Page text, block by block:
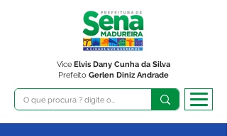
Prefeito Gerlen Diniz Andrade
Vice Elvis Dany Cunha da Silva